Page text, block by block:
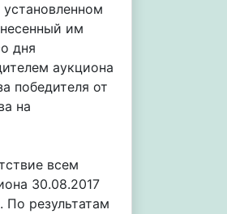
им
дня
аукциона
победителя от
на
всем
30.08.2017
По результатам